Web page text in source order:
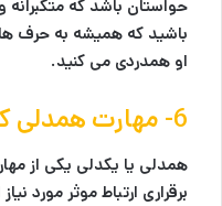
حواستان باشد که متکبرانه
باشید که همیشه به حرف
او همدردی می کنید.
6- مهارت همدلی کردن
همدلی یا یکدلی یکی از
برقراری ارتباط موثر مورد